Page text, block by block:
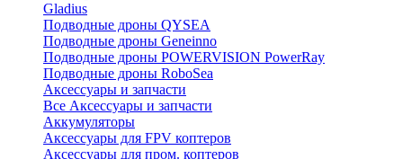
Gladius
Подводные дроны QYSEA
Подводные дроны Geneinno
Подводные дроны POWERVISION PowerRay
Подводные дроны RoboSea
Аксессуары и запчасти
Все Аксессуары и запчасти
Аккумуляторы
Аксессуары для FPV коптеров
Аксессуары для пром. коптеров